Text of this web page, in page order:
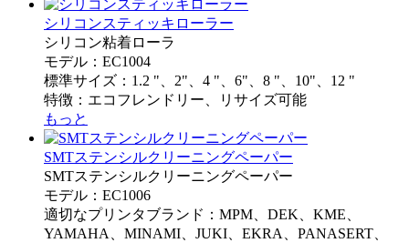
シリコンスティッキローラー
シリコン粘着ローラ
モデル：EC1004
標準サイズ：1.2 "、2"、4 "、6"、8 "、10"、12 "
特徴：エコフレンドリー、リサイズ可能
もっと
SMTステンシルクリーニングペーパー
SMTステンシルクリーニングペーパー
モデル：EC1006
適切なプリンタブランド：MPM、DEK、KME、
YAMAHA、MINAMI、JUKI、EKRA、PANASERT、